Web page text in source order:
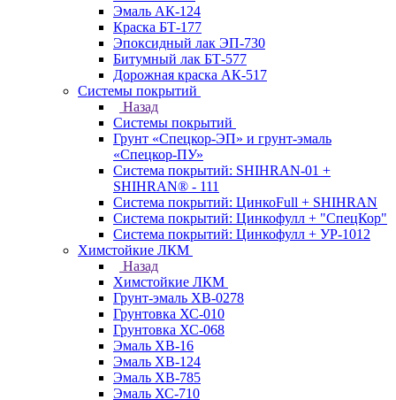
Эмаль АК-124
Краска БТ-177
Эпоксидный лак ЭП-730
Битумный лак БТ-577
Дорожная краска АК-517
Системы покрытий
Назад
Системы покрытий
Грунт «Спецкор-ЭП» и грунт-эмаль
«Спецкор-ПУ»
Система покрытий: SHIHRAN-01 +
SHIHRAN® - 111
Система покрытий: ЦинкоFull + SHIHRAN
Система покрытий: Цинкофулл + "СпецКор"
Система покрытий: Цинкофулл + УР-1012
Химстойкие ЛКМ
Назад
Химстойкие ЛКМ
Грунт-эмаль ХВ-0278
Грунтовка ХС-010
Грунтовка ХС-068
Эмаль ХВ-16
Эмаль ХВ-124
Эмаль ХВ-785
Эмаль ХС-710